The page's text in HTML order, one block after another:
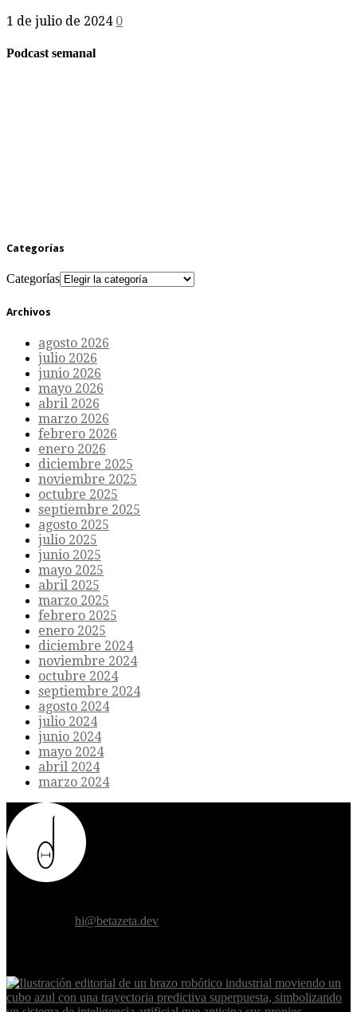
1 de julio de 2024 0
Podcast semanal
Categorías
Categorías
Archivos
agosto 2026
julio 2026
junio 2026
mayo 2026
abril 2026
marzo 2026
febrero 2026
enero 2026
diciembre 2025
noviembre 2025
octubre 2025
septiembre 2025
agosto 2025
julio 2025
junio 2025
mayo 2025
abril 2025
marzo 2025
febrero 2025
enero 2025
diciembre 2024
noviembre 2024
octubre 2024
septiembre 2024
agosto 2024
julio 2024
junio 2024
mayo 2024
abril 2024
marzo 2024
hi@betazeta.dev